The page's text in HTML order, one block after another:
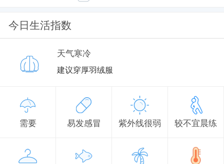
今日生活指数
天气寒冷
建议穿厚羽绒服
需要 易发感冒 紫外线很弱 较不宜晨练